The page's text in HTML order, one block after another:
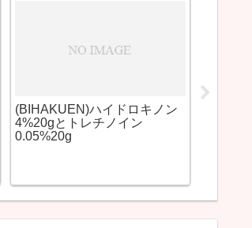
(BIHAKUEN)ハイドロキノン
4%20gとトレチノイン
0.05%20g